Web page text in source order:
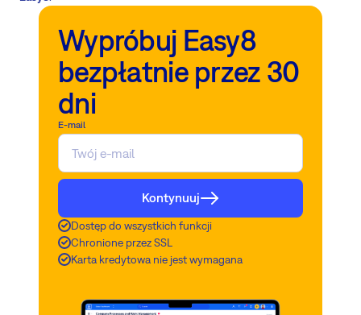
Wypróbuj Easy8
bezpłatnie przez 30
dni
E-mail
Kontynuuj
Dostęp do wszystkich funkcji
Chronione przez SSL
Karta kredytowa nie jest wymagana